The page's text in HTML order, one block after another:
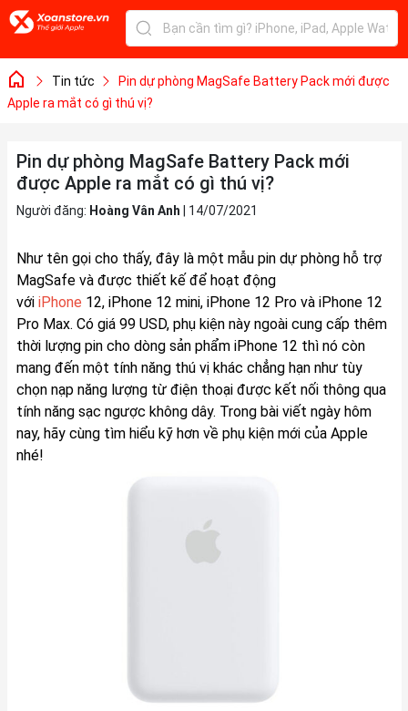
Tin tức
Pin dự phòng MagSafe Battery Pack mới được
Apple ra mắt có gì thú vị?
Pin dự phòng MagSafe Battery Pack mới
được Apple ra mắt có gì thú vị?
Người đăng: Hoàng Vân Anh 14/07/2021
Như tên gọi cho thấy, đây là một mẫu pin dự phòng hỗ trợ
MagSafe và được thiết kế để hoạt động
với iPhone 12, iPhone 12 mini, iPhone 12 Pro và iPhone 12
Pro Max. Có giá 99 USD, phụ kiện này ngoài cung cấp thêm
thời lượng pin cho dòng sản phẩm ‌iPhone 12‌ thì nó còn
mang đến một tính năng thú vị khác chẳng hạn như tùy
chọn nạp năng lượng từ điện thoại được kết nối thông qua
tính năng sạc ngược không dây. Trong bài viết ngày hôm
nay, hãy cùng tìm hiểu kỹ hơn về phụ kiện mới của Apple
nhé!